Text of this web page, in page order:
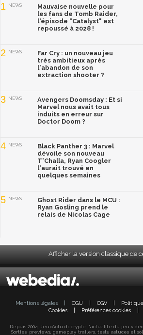
1 NEWS
Mauvaise nouvelle pour
les fans de Tomb Raider,
l'épisode "Catalyst" est
repoussé à 2028 !
2 NEWS
Far Cry : un nouveau jeu
très ambitieux après
l'abandon de son
extraction shooter ?
3 NEWS
Avengers Doomsday : Et si
Marvel nous avait tous
induits en erreur sur
Doctor Doom ?
4 NEWS
Black Panther 3 : Marvel
dévoile son nouveau
T'Challa, Ryan Coogler
l'aurait trouvé en
quelques semaines
5 NEWS
Ghost Rider dans le MCU :
Ryan Gosling prend le
relais de Nicolas Cage
Afficher la version classique de
Mentions légales CGU CGV
Cookies
Préférences cookies
Depuis 2004, JeuxActu décrypte l'actualité du jeu
Sorties, previews, gameplay, trailers, tests, astuces et